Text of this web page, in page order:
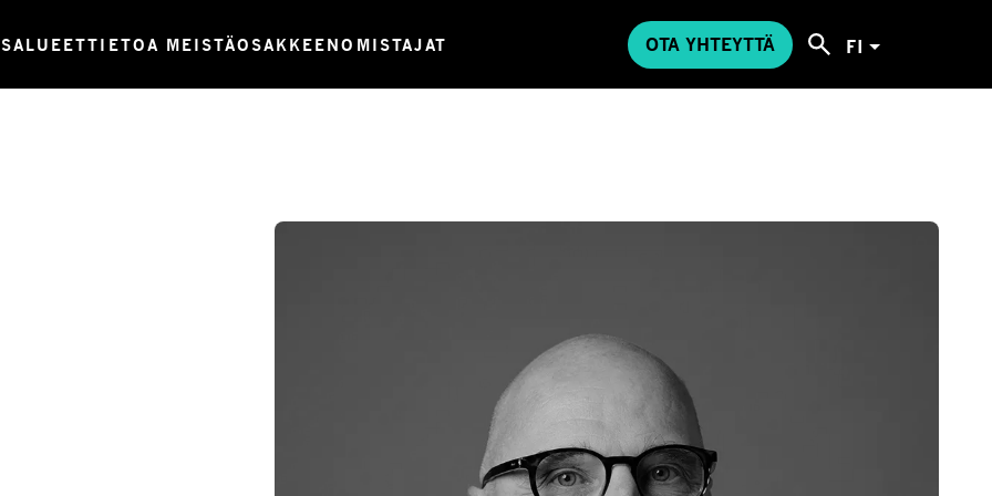
TIETOA MEISTÄOSAKKEENOMISTAJAT OTA YHTEYTTÄ FI